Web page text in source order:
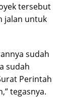
tersebut
jalan untuk
sudah
sudah
Perintah
tegasnya.